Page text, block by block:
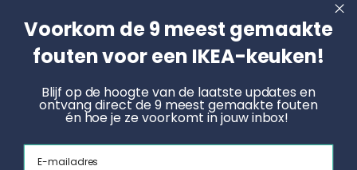
Contact
Langs komen? Graag even een afspraak maken. Dan
Boek een online afspraak
KNOET
Radonstraat 4, 7031 GT Wehl
Voorkom de 9 meest gemaakte
fouten voor een IKEA-keuken!
Blijf op de hoogte van de laatste updates en
ontvang direct de 9 meest gemaakte fouten
én hoe je ze voorkomt in jouw inbox!